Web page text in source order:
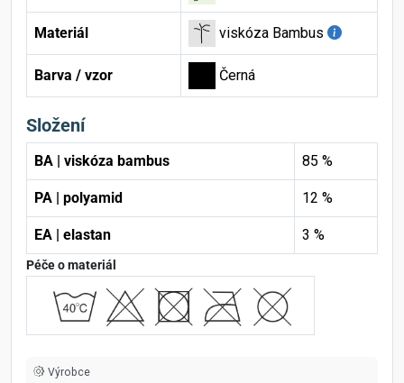
Materiál viskóza Bambus
Barva / vzor Černá
Složení
BA | viskóza bambus 85 %
PA | polyamid 12 %
EA | elastan 3 %
Péče o materiál
Výrobce